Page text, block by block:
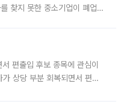
찾지 못한 중소기업이 폐업
편출입 후보 종목에 관심이
상당 부분 회복되면서 편입